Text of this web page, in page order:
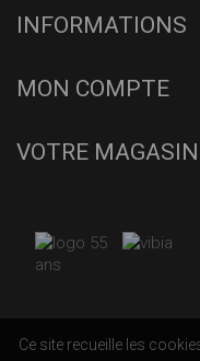
INFORMATIONS
MON COMPTE
VOTRE MAGASIN
Ce site recueille les